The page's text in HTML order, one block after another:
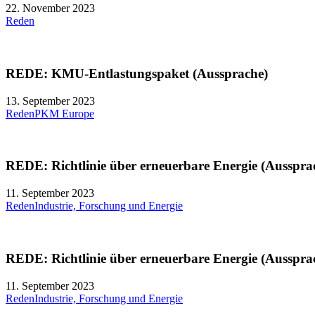
22. November 2023
Reden
REDE: KMU-Entlastungspaket (Aussprache)
13. September 2023
RedenPKM Europe
REDE: Richtlinie über erneuerbare Energie
11. September 2023
RedenIndustrie, Forschung und Energie
REDE: Richtlinie über erneuerbare Energie
11. September 2023
RedenIndustrie, Forschung und Energie